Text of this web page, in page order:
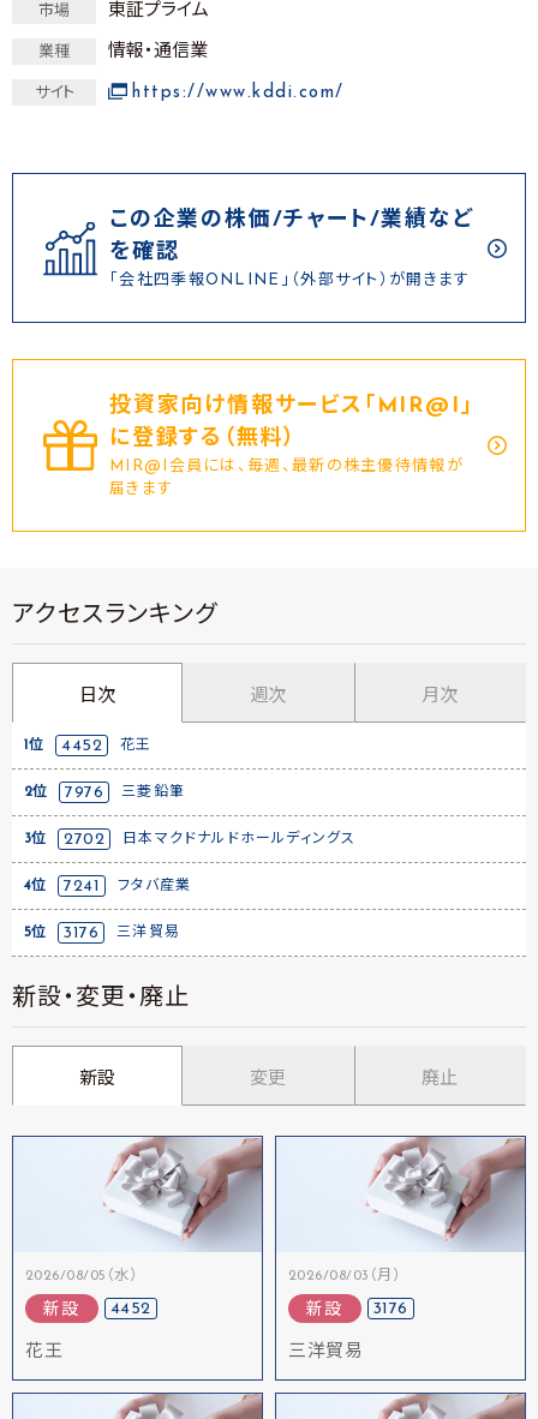
市場 東証プライム
業種 情報・通信業
サイト https://www.kddi.com/
この企業の株価/チャート/業績など
を確認
「会社四季報ONLINE」（外部サイト）が開きます
投資家向け情報サービス｢MIR@I｣
に登録する（無料）
MIR@I会員には、毎週、最新の株主優待情報が
届きます
アクセスランキング
日次 週次 月次
1位 4452 花王
2位 7976 三菱鉛筆
3位 2702 日本マクドナルドホールディングス
4位 7241 フタバ産業
5位 3176 三洋貿易
新設・変更・廃止
新設 変更 廃止
2026/08/05（水）
新設 4452
花王
2026/08/03（月）
新設 3176
三洋貿易